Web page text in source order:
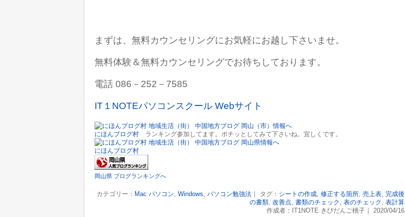
まずは、無料カウンセリングにお気軽にお越し下さいませ。
無料体験＆無料カウンセリングでお待ちしております。
電話 086－252－7585
IT１NOTEパソコンスクール Webサイト
にほんブログ村 ランキング参加してます。ポチッとしてみて下さいね。宜しくです。
にほんブログ村
岡山県 ブログランキングへ
カテゴリー： Mac パソコン Windows パソコン勉強法｜ タグ： シートの作成, 修正する箇所, 売上表, 完成後
の書類, 改善点 書類のチェック 表のチェック
表計算
作成者：IT1NOTE きびだんご桃子｜ 2020/04/16